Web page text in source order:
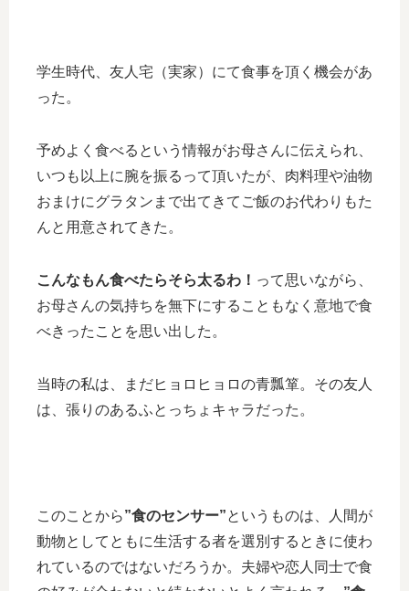
学生時代、友人宅（実家）にて食事を頂く機会があ
った。
予めよく食べるという情報がお母さんに伝えられ、
いつも以上に腕を振るって頂いたが、肉料理や油物
おまけにグラタンまで出てきてご飯のお代わりもた
んと用意されてきた。
こんなもん食べたらそら太るわ！ って思いながら、
お母さんの気持ちを無下にすることもなく意地で食
べきったことを思い出した。
当時の私は、まだヒョロヒョロの青瓢箪。その友人
は、張りのあるふとっちょキャラだった。
このことから”食のセンサー”というものは、人間が
動物としてともに生活する者を選別するときに使わ
れているのではないだろうか。夫婦や恋人同士で食